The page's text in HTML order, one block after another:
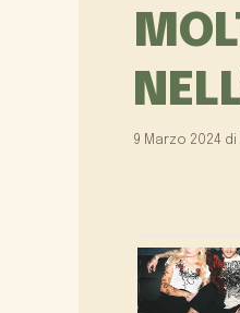
9 Marzo 2024 di